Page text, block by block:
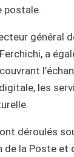
postale.
général
a
les
déroulés
de la Poste et